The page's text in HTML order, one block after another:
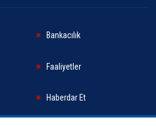
Bankacılık
Faaliyetler
Haberdar Et